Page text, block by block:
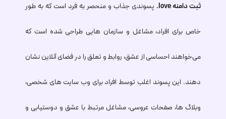
ثبت دامنه.love پسوندی جذاب و منحصر به فرد است که به طور
خاص برای افراد، مشاغل و سازمان هایی طراحی شده است که
می‌خواهند احساسی از عشق، روابط و تعلق را در فضای آنلاین نشان
دهند. این پسوند اغلب توسط افراد برای وب سایت های شخصی،
وبلاگ ها، صفحات عروسی، مشاغل مرتبط با عشق و دوستیابی و